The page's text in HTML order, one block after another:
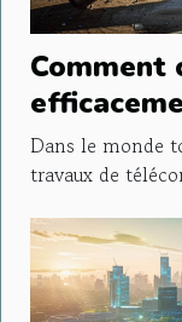
plaque
Dans le monde
travaux de